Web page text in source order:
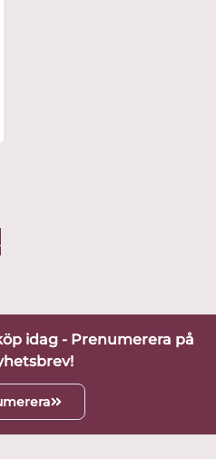
idag - Prenumerera på